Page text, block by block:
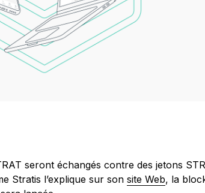
seront échangés contre des jetons
Stratis l’explique sur son site Web, la